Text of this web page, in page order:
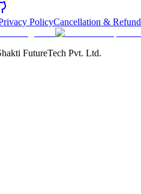
PolicyCancellation & Refund
FutureTech Pvt. Ltd.